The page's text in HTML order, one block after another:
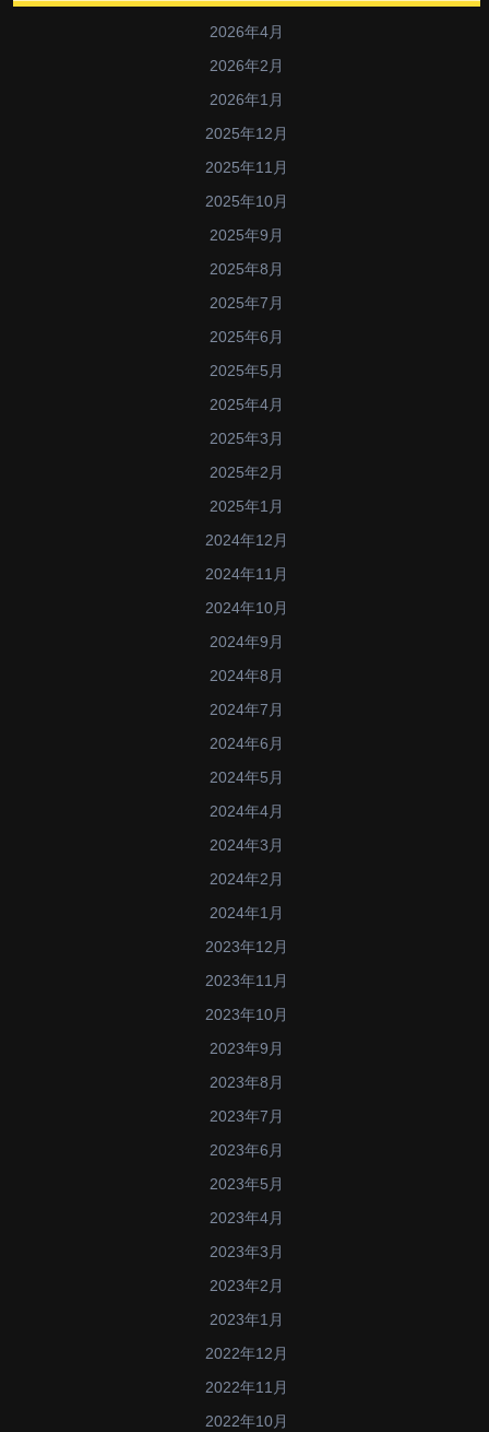
2026年4月
2026年2月
2026年1月
2025年12月
2025年11月
2025年10月
2025年9月
2025年8月
2025年7月
2025年6月
2025年5月
2025年4月
2025年3月
2025年2月
2025年1月
2024年12月
2024年11月
2024年10月
2024年9月
2024年8月
2024年7月
2024年6月
2024年5月
2024年4月
2024年3月
2024年2月
2024年1月
2023年12月
2023年11月
2023年10月
2023年9月
2023年8月
2023年7月
2023年6月
2023年5月
2023年4月
2023年3月
2023年2月
2023年1月
2022年12月
2022年11月
2022年10月